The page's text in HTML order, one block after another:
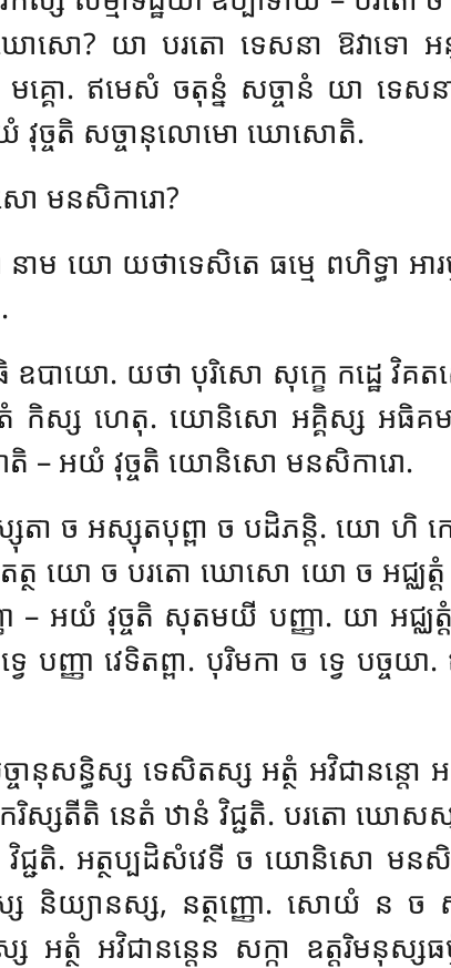
សោ? យា បរតោ ទេសនា ឱវាទោ អ
គោ. ឥមេសំ ចតុន្នំ សច្ចានំ យា ទេសន
វុច្ចតិ សច្ចានុលោមោ ឃោសោតិ.
ោ មនសិការោ?
ាម យោ យថាទេសិតេ ធម្មេ ពហិទ្ធា
ឧបាយោ. យថា បុរិសោ សុក្ខេ កដ្ឋេ វិគ
កិស្ស ហេតុ. យោនិសោ អគ្គិស្ស អធិគ
តិ – អយំ វុច្ចតិ យោនិសោ មនសិការោ.
តា ច អស្សុតបុព្ពា ច បដិភន្តិ. យោ ហិ
តត្ថ យោ ច បរតោ ឃោសោ យោ ច អជ្ឈត្
– អយំ វុច្ចតិ សុតមយី បញ្ញា. យា អជ្ឈ
បញ្ញា វេទិតព្ពា. បុរិមកា ច ទ្វេ បច្ចយ
នុសន្ធិស្ស ទេសិតស្ស អត្ថំ អវិជានន្តោ អ
សតីតិ នេតំ ឋានំ វិជ្ជតិ. បរតោ ឃោសស្ស
វិជ្ជតិ. អត្ថប្បដិសំវេទី ច យោនិសោ ម
និយ្យានស្ស, នត្ថញ្ញោ. សោយំ ន ច
ថំ អវិជានន្តេន សក្កា ឧត្តរិមនុស្